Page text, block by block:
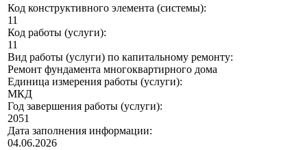
Код конструктивного элемента (системы):
11
Код работы (услуги):
11
Вид работы (услуги) по капитальному ремонту:
Ремонт фундамента многоквартирного дома
Единица измерения работы (услуги):
МКД
Год завершения работы (услуги):
2051
Дата заполнения информации:
04.06.2026